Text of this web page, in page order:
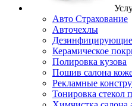
Авто Страхование
Авточехлы
Дезинфицирующие
Керамическое
Полировка кузова
Пошив салона
Рекламные
Тонировка стекол